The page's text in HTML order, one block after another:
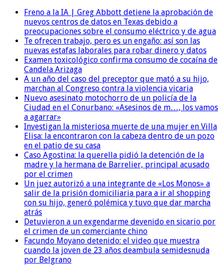
Freno a la IA | Greg Abbott detiene la aprobación de
nuevos centros de datos en Texas debido a
preocupaciones sobre el consumo eléctrico y de agua
Te ofrecen trabajo, pero es un engaño: así son las
nuevas estafas laborales para robar dinero y datos
Examen toxicológico confirma consumo de cocaína de
Candela Arizaga
A un año del caso del preceptor que mató a su hijo,
marchan al Congreso contra la violencia vicaria
Nuevo asesinato motochorro de un policía de la
Ciudad en el Conurbano: «Asesinos de m…, los vamos
a agarrar»
Investigan la misteriosa muerte de una mujer en Villa
Elisa: la encontraron con la cabeza dentro de un pozo
en el patio de su casa
Caso Agostina: la querella pidió la detención de la
madre y la hermana de Barrelier, principal acusado
por el crimen
Un juez autorizó a una integrante de «Los Monos» a
salir de la prisión domiciliaria para a ir al shopping
con su hijo, generó polémica y tuvo que dar marcha
atrás
Detuvieron a un exgendarme devenido en sicario por
el crimen de un comerciante chino
Facundo Moyano detenido: el video que muestra
cuando la joven de 23 años deambula semidesnuda
por Belgrano